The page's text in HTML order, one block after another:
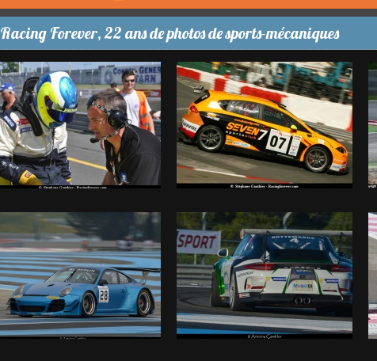
Racing Forever, 22 ans de photos de sports-mécaniques